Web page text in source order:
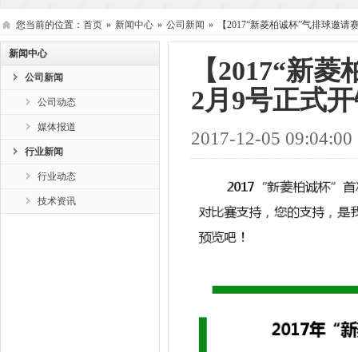
您当前的位置： 首页 » 新闻中心 » 公司新闻 » 【2017“新菱柏诚杯”气排球邀
新闻中心
公司新闻
公司动态
媒体报道
行业新闻
行业动态
技术资讯
【2017“新
2月9号正式
2017-12-05 09:04:00